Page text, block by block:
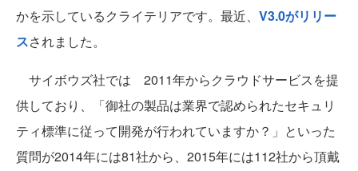
かを示しているクライテリアです。最近、 V3.0がリリー
スされました。
サイボウズ社では 2011年からクラウドサービスを提
供しており、「御社の製品は業界で認められたセキュリ
ティ標準に従って開発が行われていますか？」といった
質問が2014年には81社から、2015年には112社から頂戴